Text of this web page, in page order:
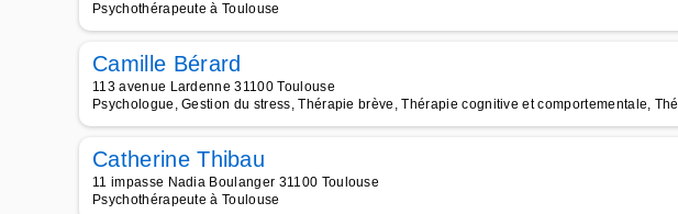
Psychothérapeute à Toulouse
Camille Bérard
113 avenue Lardenne 31100 Toulouse
Psychologue, Gestion du stress, Thérapie brève, Thérapie cognitive et comportementale, Thé
Catherine Thibau
11 impasse Nadia Boulanger 31100 Toulouse
Psychothérapeute à Toulouse